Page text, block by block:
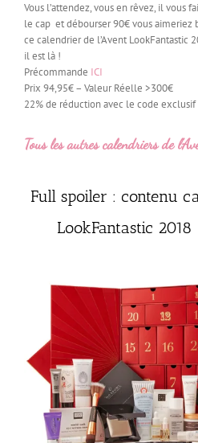
Vous l’attendez, vous en rêvez, il vous
le cap et débourser 90€ vous
ce calendrier de l’Avent LookFantastic
il est là !
Précommande ICI
Prix 94,95€ – Valeur Réelle >300€
22% de réduction avec le code exclusif
Tous les autres calendriers de
Full spoiler : contenu
LookFantastic